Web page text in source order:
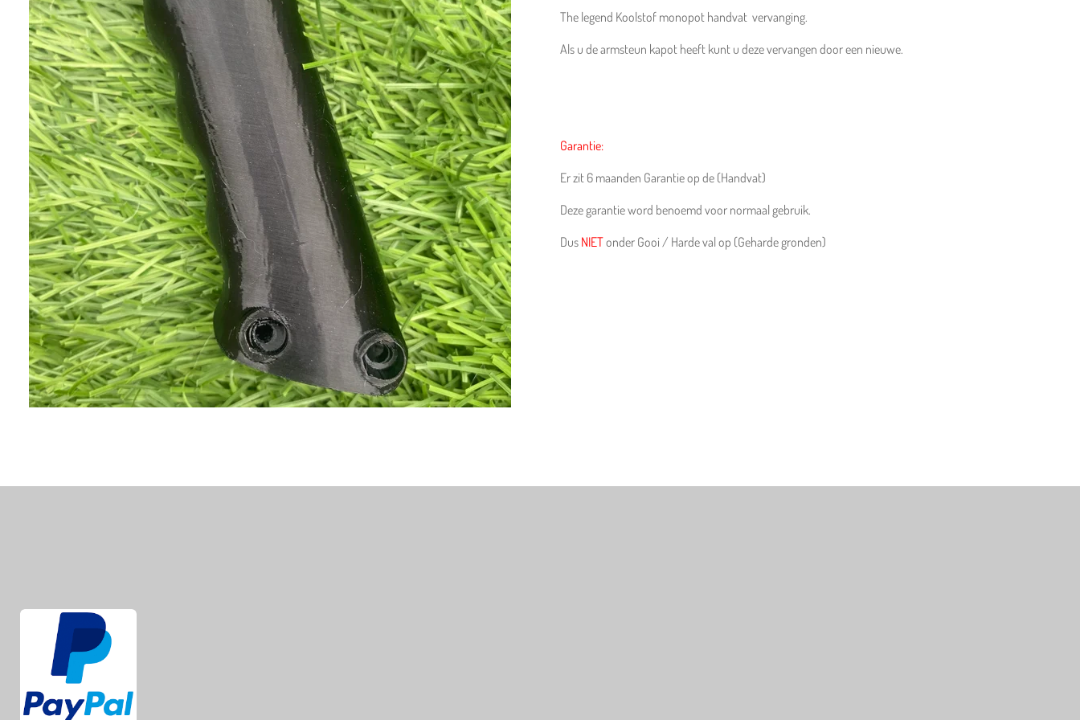
The legend Koolstof monopot handvat vervanging.
Als u de armsteun kapot heeft kunt u deze vervangen door een nieuwe.
Garantie:
Er zit 6 maanden Garantie op de (Handvat)
Deze garantie word benoemd voor normaal gebruik.
Dus NIETonder Gooi / Harde val op (Geharde gronden)